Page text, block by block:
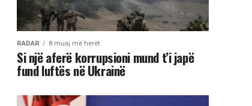
RADAR 8 muaj më herët
Si një aferë korrupsioni mund t’i japë
fund luftës në Ukrainë